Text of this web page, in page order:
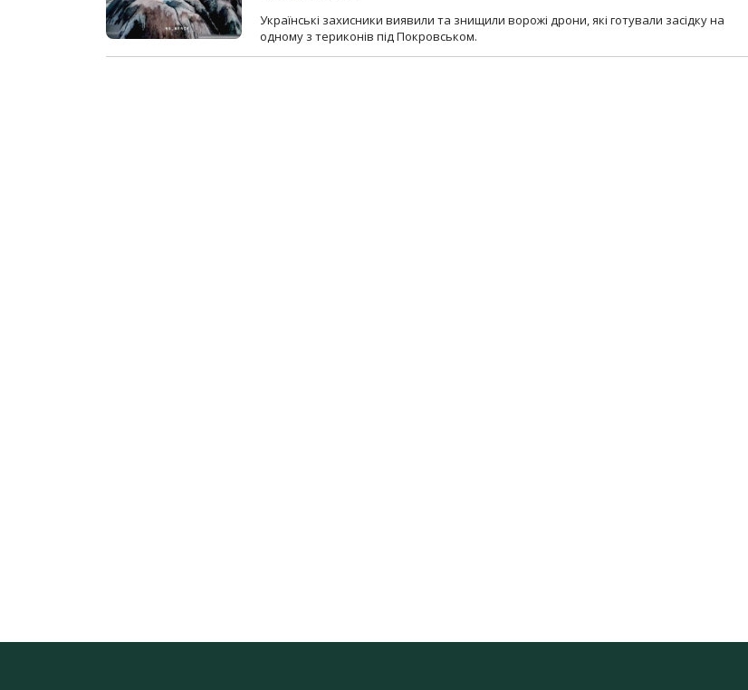
Українські захисники виявили та знищили ворожі дрони, які готували засідку на
одному з териконів під Покровськом.